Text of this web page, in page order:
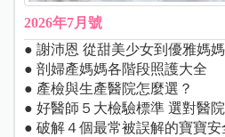
2026年7月號
● 謝沛恩 從甜美少女到優雅媽媽
● 剖婦產媽媽各階段照護大全
● 產檢與生產醫院怎麼選？
● 好醫師５大檢驗標準 選對醫
● 破解４個最常被誤解的寶寶安